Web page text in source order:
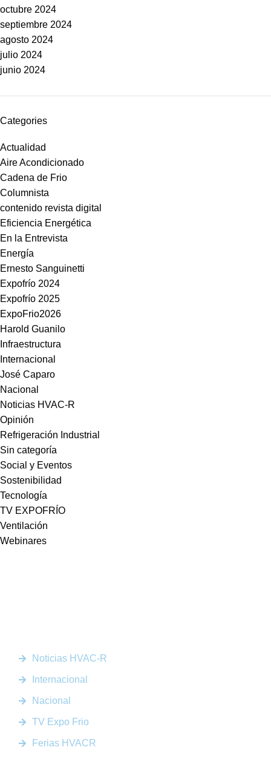
octubre 2024
septiembre 2024
agosto 2024
julio 2024
junio 2024
Categories
Actualidad
Aire Acondicionado
Cadena de Frio
Columnista
contenido revista digital
Eficiencia Energética
En la Entrevista
Energía
Ernesto Sanguinetti
Expofrío 2024
Expofrío 2025
ExpoFrio2026
Harold Guanilo
Infraestructura
Internacional
José Caparo
Nacional
Noticias HVAC-R
Opinión
Refrigeración Industrial
Sin categoría
Social y Eventos
Sostenibilidad
Tecnología
TV EXPOFRÍO
Ventilación
Webinares
Noticias HVAC-R
Internacional
Nacional
TV Expo Frio
Ferias HVACR